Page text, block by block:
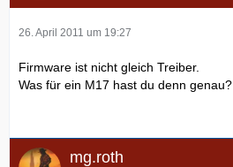
26. April 2011 um 19:27
Firmware ist nicht gleich Treiber.
Was für ein M17 hast du denn genau?
mg.roth